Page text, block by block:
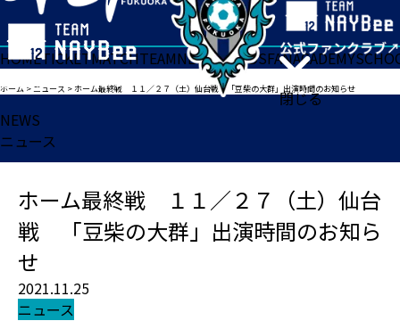
閉じる
HOMETICKETMATCHTEAMNEWSGOODSFANACADEMY
ホーム >ニュース > ホーム最終戦 １１／２７（土）仙台戦 「豆柴の大群」出演時間のお知らせ
NEWS
ニュース
ホーム最終戦 １１／２７（土）仙台
戦 「豆柴の大群」出演時間のお知ら
せ
2021.11.25
ニュース